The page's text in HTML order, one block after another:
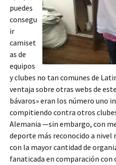
puedes
consegu
ir
camiset
as de
equipos
y clubes no tan comunes de
ventaja sobre otras webs de
bávaros» eran los número uno
compitiendo contra otros
Alemania —sin embargo, con
deporte más reconocido a nivel
con la mayor cantidad de
fanaticada en comparación con